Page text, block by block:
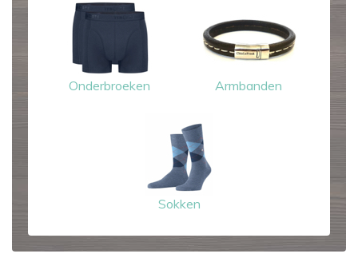
Onderbroeken Armbanden
Sokken